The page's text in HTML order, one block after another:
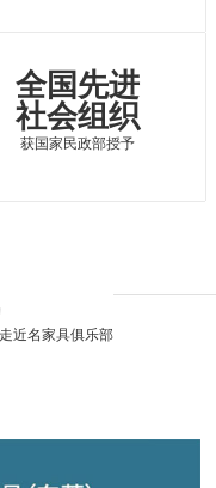
全国先进
社会组织
获国家民政部授予
近名家具俱乐部